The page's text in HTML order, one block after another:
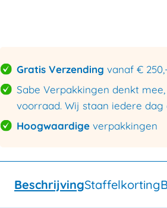
Gratis Verzending vanaf €
Sabe Verpakkingen denkt
voorraad. Wij staan iedere
Hoogwaardige verpakkingen
BeschrijvingStaffelkorting